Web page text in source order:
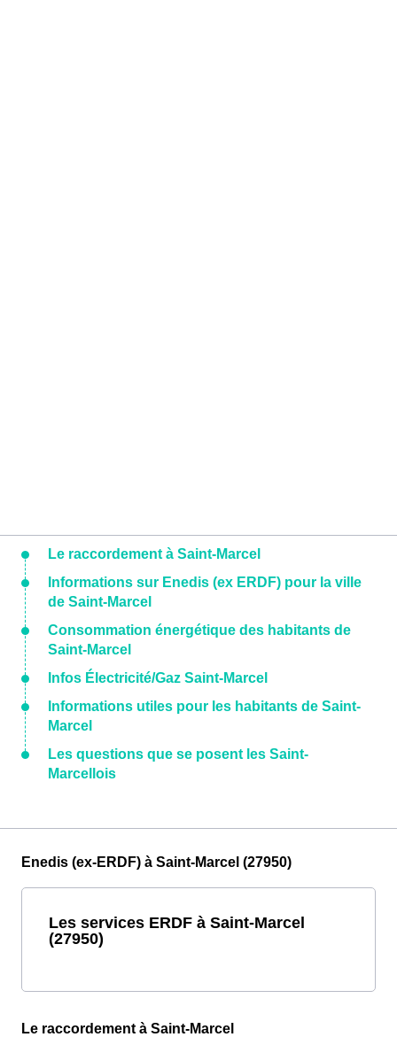
Le raccordement à Saint-Marcel
Informations sur Enedis (ex ERDF) pour la ville
de Saint-Marcel
Consommation énergétique des habitants de
Saint-Marcel
Infos Électricité/Gaz Saint-Marcel
Informations utiles pour les habitants de Saint-
Marcel
Les questions que se posent les Saint-
Marcellois
Enedis (ex-ERDF) à Saint-Marcel (27950)
Les services ERDF à Saint-Marcel
(27950)
Le raccordement à Saint-Marcel